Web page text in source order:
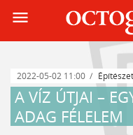
menu
2022-05-02 11:00 Építészet
A VÍZ ÚTJAI –
ADAG FÉLELEM